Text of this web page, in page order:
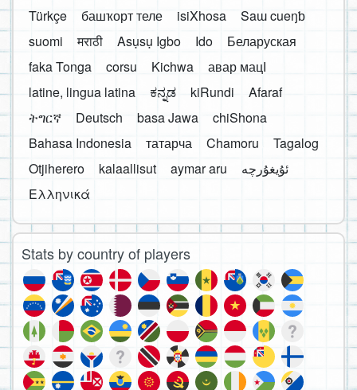
Türkçe
башҡорт теле isiXhosa
Saɯ cueŋƅ
suomi
मराठी Asụsụ Igbo Ido
Беларуская
faka Tonga
corsu Kichwa
авар мацӀ
latine, lingua latina
ಕನ್ನಡ kiRundi
Afaraf
ትግርኛ
Deutsch basa Jawa
chiShona
Bahasa Indonesia
татарча Chamoru
Tagalog
Otjiherero
kalaallisut aymar aru
Ελληνικά
Stats by country of players